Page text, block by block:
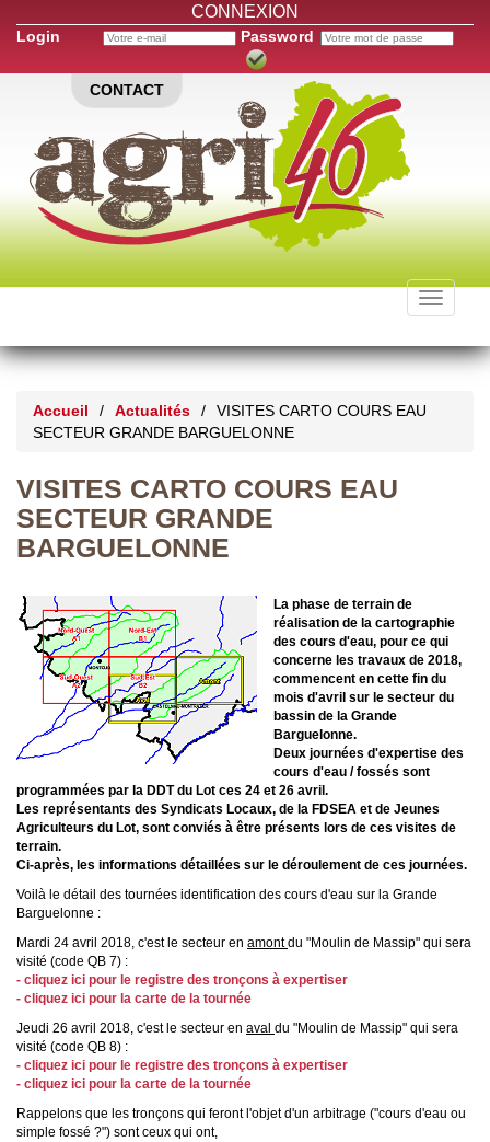
CONNEXION
Login Password
CONTACT
Toggle
Accueil / Actualités /
VISITES CARTO COURS EAU
SECTEUR GRANDE BARGUELONNE
VISITES CARTO COURS EAU
SECTEUR GRANDE
BARGUELONNE
La phase de terrain de
réalisation de la cartographie
des cours d'eau, pour ce qui
concerne les travaux de 2018,
commencent en cette fin du
mois d'avril sur le secteur du
bassin de la Grande
Barguelonne.
Deux journées d'expertise des
cours d'eau / fossés sont
programmées par la DDT du Lot ces 24 et 26 avril.
Les représentants des Syndicats Locaux, de la FDSEA et de Jeunes
Agriculteurs du Lot, sont conviés à être présents lors de ces visites de
terrain.
Ci-après, les informations détaillées sur le déroulement de ces journées.
Voilà le détail des tournées identification des cours d'eau sur la Grande
Barguelonne :
Mardi 24 avril 2018, c'est le secteur en amontdu "Moulin de Massip" qui sera
visité (code QB 7) :
- cliquez ici pour le registre des tronçons à expertiser
- cliquez ici pour la carte de la tournée
Jeudi 26 avril 2018, c'est le secteur en aval du "Moulin de Massip" qui sera
visité (code QB 8) :
- cliquez ici pour le registre des tronçons à expertiser
- cliquez ici pour la carte de la tournée
Rappelons que les tronçons qui feront l'objet d'un arbitrage ("cours d'eau ou
simple fossé ?") sont ceux qui ont,